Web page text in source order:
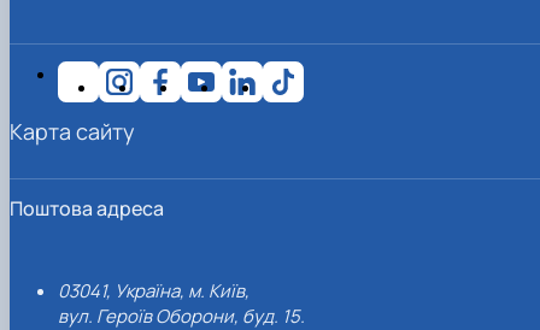
Поштова адреса
03041, Україна, м. Київ,
вул. Героїв Оборони, буд. 15.
Карта сайту